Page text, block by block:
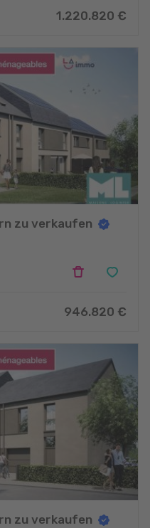
1.220.820 €
zu verkaufen
946.820 €
zu verkaufen